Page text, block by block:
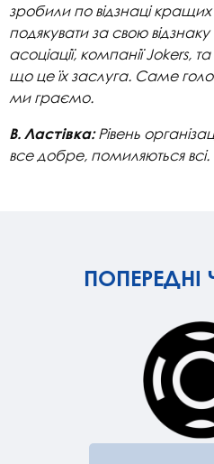
зробили по відзнаці кращих
подякувати за свою
асоціації, компанії Jokers,
що це їх заслуга. Саме
ми граємо.
В. Ластівка:Рівень
все добре, помиляються всі.
ПОПЕРЕДНІ